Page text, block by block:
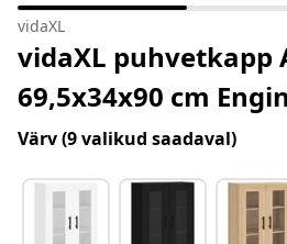
vidaXL
vidaXL puhvetkapp
69,5x34x90 cm
Värv(9 valikud saadaval)